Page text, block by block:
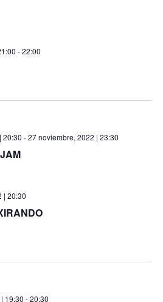
-22:00
20:30 -27 noviembre, 2022 | 23:30
| 20:30
19:30 -20:30